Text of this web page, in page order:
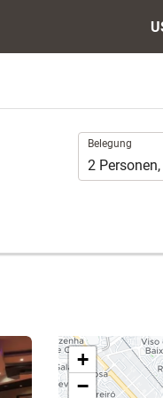
Belegung
Belegung
2 Personen,
+
−